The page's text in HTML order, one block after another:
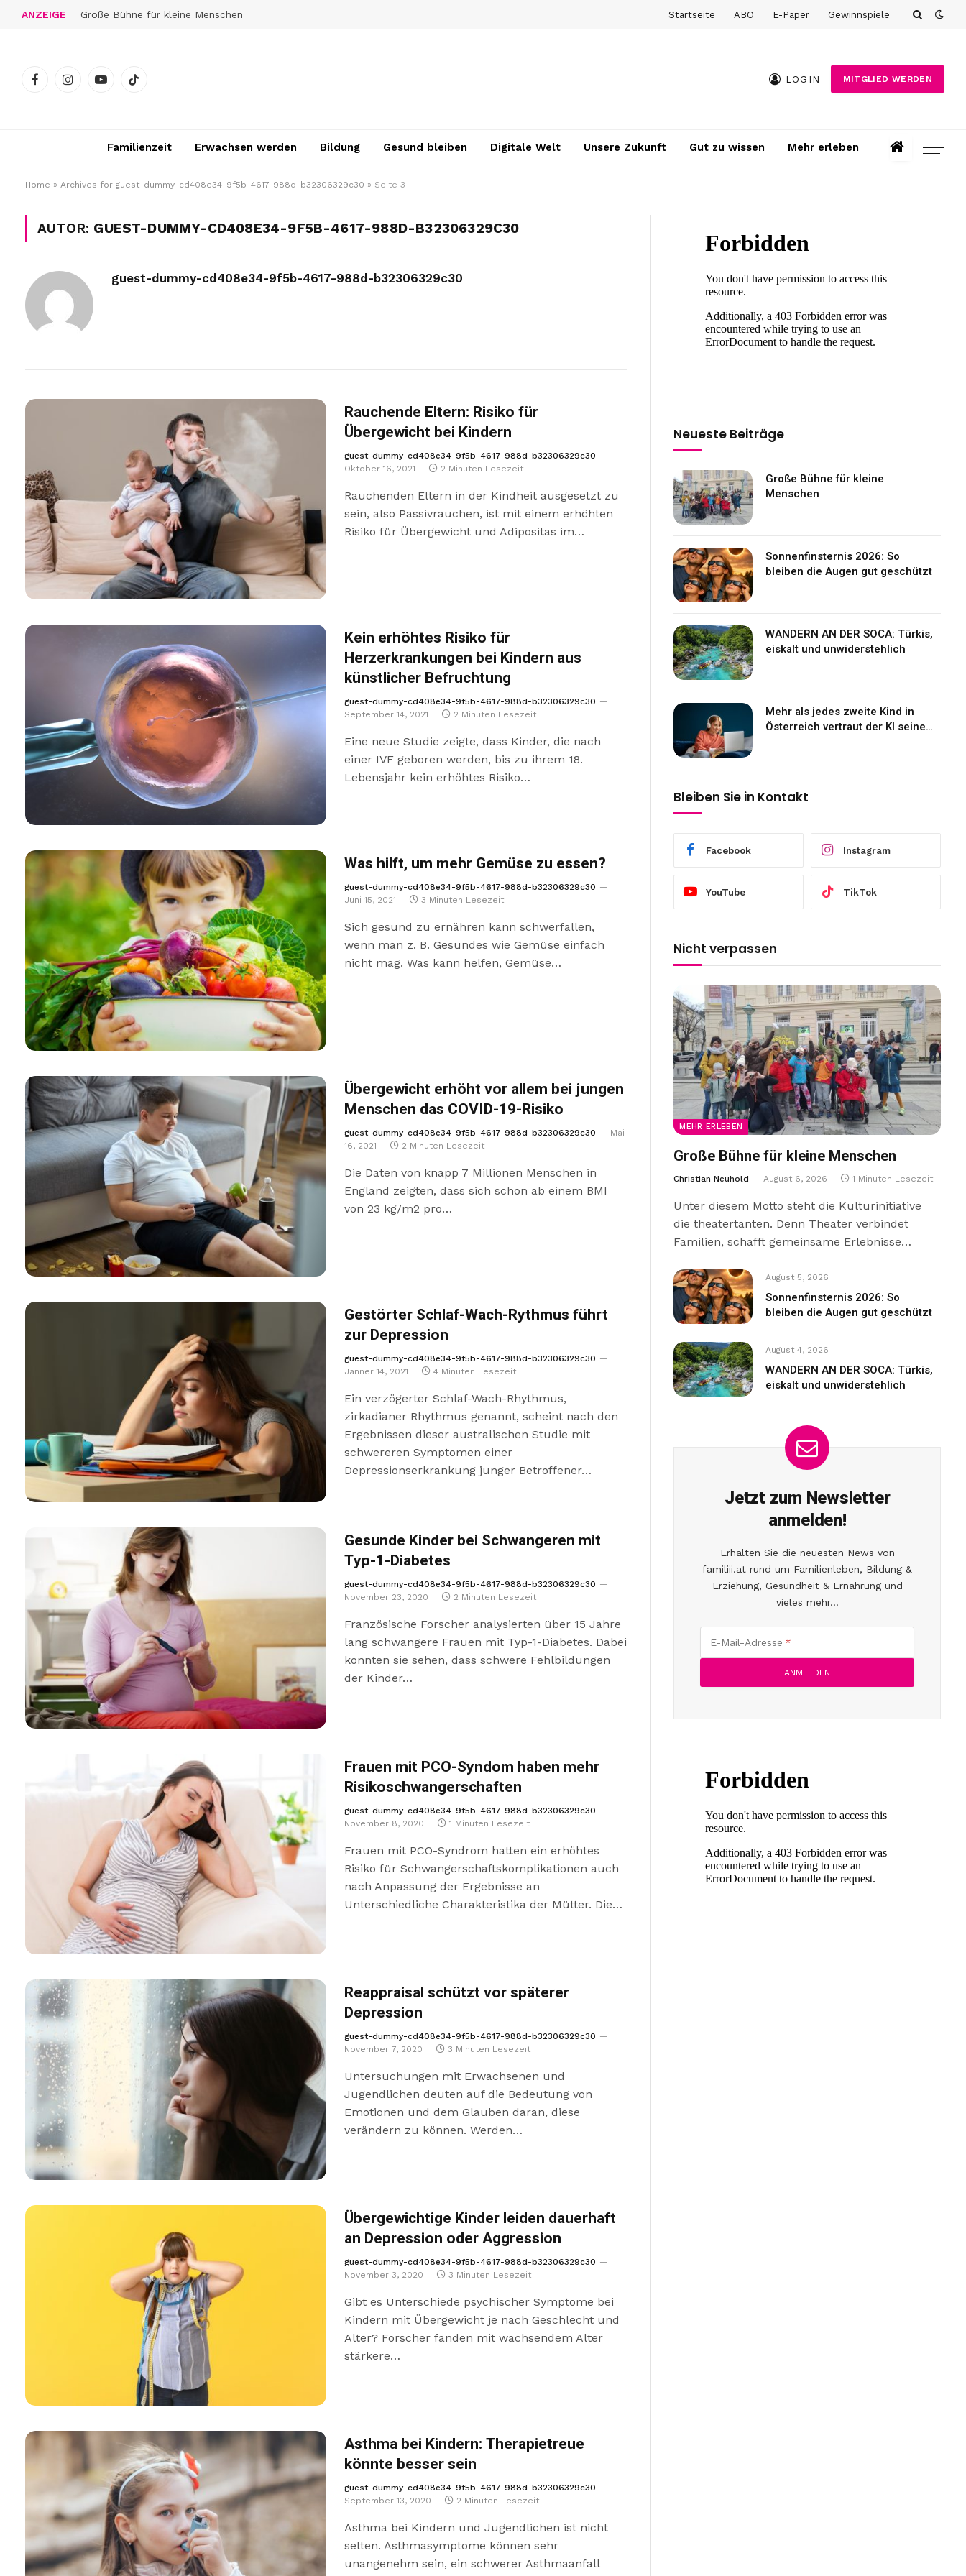
ANZEIGE Große Bühne für kleine Menschen Startseite ABO E-Paper Gewinnspiele
FacebookInstagramYouTubeTikTok
LOGIN MITGLIED WERDEN
Familienzeit Erwachsen werden Bildung Gesund bleiben Digitale Welt Unsere Zukunft Gut zu wissen Mehr erleben
Home » Archives for guest-dummy-cd408e34-9f5b-4617-988d-b32306329c30 » Seite 3
AUTOR: GUEST-DUMMY-CD408E34-9F5B-4617-988D-B32306329C30
guest-dummy-cd408e34-9f5b-4617-988d-b32306329c30
Rauchende Eltern: Risiko für
Übergewicht bei Kindern
guest-dummy-cd408e34-9f5b-4617-988d-b32306329c30
Oktober 16, 2021
2 Minuten Lesezeit
Rauchenden Eltern in der Kindheit ausgesetzt zu
sein, also Passivrauchen, ist mit einem erhöhten
Risiko für Übergewicht und Adipositas im…
Kein erhöhtes Risiko für
Herzerkrankungen bei Kindern aus
künstlicher Befruchtung
guest-dummy-cd408e34-9f5b-4617-988d-b32306329c30
September 14, 2021
2 Minuten Lesezeit
Eine neue Studie zeigte, dass Kinder, die nach
einer IVF geboren werden, bis zu ihrem 18.
Lebensjahr kein erhöhtes Risiko…
Was hilft, um mehr Gemüse zu essen?
guest-dummy-cd408e34-9f5b-4617-988d-b32306329c30
Juni 15, 2021
3 Minuten Lesezeit
Sich gesund zu ernähren kann schwerfallen,
wenn man z. B. Gesundes wie Gemüse einfach
nicht mag. Was kann helfen, Gemüse…
Übergewicht erhöht vor allem bei jungen
Menschen das COVID-19-Risiko
guest-dummy-cd408e34-9f5b-4617-988d-b32306329c30
Mai
16, 2021
2 Minuten Lesezeit
Die Daten von knapp 7 Millionen Menschen in
England zeigten, dass sich schon ab einem BMI
von 23 kg/m2 pro…
Gestörter Schlaf-Wach-Rythmus führt
zur Depression
guest-dummy-cd408e34-9f5b-4617-988d-b32306329c30
Jänner 14, 2021
4 Minuten Lesezeit
Ein verzögerter Schlaf-Wach-Rhythmus,
zirkadianer Rhythmus genannt, scheint nach den
Ergebnissen dieser australischen Studie mit
schwereren Symptomen einer
Depressionserkrankung junger Betroffener…
Gesunde Kinder bei Schwangeren mit
Typ-1-Diabetes
guest-dummy-cd408e34-9f5b-4617-988d-b32306329c30
November 23, 2020
2 Minuten Lesezeit
Französische Forscher analysierten über 15 Jahre
lang schwangere Frauen mit Typ-1-Diabetes. Dabei
konnten sie sehen, dass schwere Fehlbildungen
der Kinder…
Frauen mit PCO-Syndom haben mehr
Risikoschwangerschaften
guest-dummy-cd408e34-9f5b-4617-988d-b32306329c30
November 8, 2020
1 Minuten Lesezeit
Frauen mit PCO-Syndrom hatten ein erhöhtes
Risiko für Schwangerschaftskomplikationen auch
nach Anpassung der Ergebnisse an
Unterschiedliche Charakteristika der Mütter. Die…
Reappraisal schützt vor späterer
Depression
guest-dummy-cd408e34-9f5b-4617-988d-b32306329c30
November 7, 2020
3 Minuten Lesezeit
Untersuchungen mit Erwachsenen und
Jugendlichen deuten auf die Bedeutung von
Emotionen und dem Glauben daran, diese
verändern zu können. Werden…
Übergewichtige Kinder leiden dauerhaft
an Depression oder Aggression
guest-dummy-cd408e34-9f5b-4617-988d-b32306329c30
November 3, 2020
3 Minuten Lesezeit
Gibt es Unterschiede psychischer Symptome bei
Kindern mit Übergewicht je nach Geschlecht und
Alter? Forscher fanden mit wachsendem Alter
stärkere…
Asthma bei Kindern: Therapietreue
könnte besser sein
guest-dummy-cd408e34-9f5b-4617-988d-b32306329c30
September 13, 2020
2 Minuten Lesezeit
Asthma bei Kindern und Jugendlichen ist nicht
selten. Asthmasymptome können sehr
unangenehm sein, ein schwerer Asthmaanfall
Neueste Beiträge
Große Bühne für kleine
Menschen
Sonnenfinsternis 2026: So
bleiben die Augen gut geschützt
WANDERN AN DER SOCA: Türkis,
eiskalt und unwiderstehlich
Mehr als jedes zweite Kind in
Österreich vertraut der KI seine
Bleiben Sie in Kontakt
Facebook Instagram
YouTube TikTok
Nicht verpassen
MEHR ERLEBEN
Große Bühne für kleine Menschen
Christian Neuhold August 6, 2026 1 Minuten Lesezeit
Unter diesem Motto steht die Kulturinitiative
die theatertanten. Denn Theater verbindet
Familien, schafft gemeinsame Erlebnisse…
August 5, 2026
Sonnenfinsternis 2026: So
bleiben die Augen gut geschützt
August 4, 2026
WANDERN AN DER SOCA: Türkis,
eiskalt und unwiderstehlich
Jetzt zum Newsletter
anmelden!
Erhalten Sie die neuesten News von
familiii.at rund um Familienleben, Bildung &
Erziehung, Gesundheit & Ernährung und
vieles mehr...
E-Mail-Adresse